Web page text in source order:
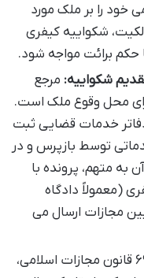
خود را بر ملک مورد
شکواییه کیفری
حکم برائت مواجه شود.
شکواییه: مرجع
محل وقوع ملک است.
خدمات قضایی ثبت
توسط بازپرس و در
به متهم، پرونده با
(معمولاً دادگاه
مجازات ارسال می
بر اساس ماده ۶۹۰ قانون مجازات اسلامی،